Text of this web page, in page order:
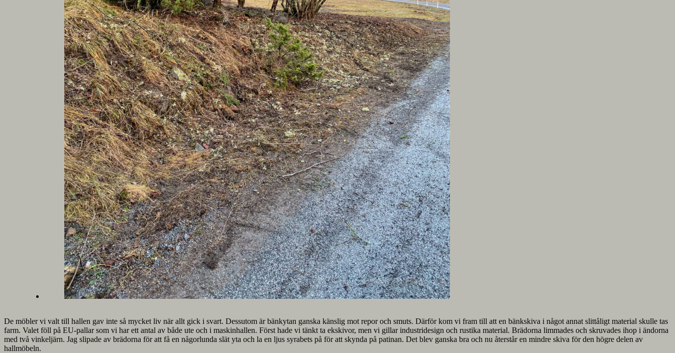
De möbler vi valt till hallen gav inte så mycket liv när allt gick i svart. Dessutom är bänkytan ganska känslig mot repor och smuts. Därför kom vi fram till att en bänkskiva i något annat slittåligt material skulle tas
farm. Valet föll på EU-pallar som vi har ett antal av både ute och i maskinhallen. Först hade vi tänkt ta ekskivor, men vi gillar industridesign och rustika material. Brädorna limmades och skruvades ihop i ändorna
med två vinkeljärn. Jag slipade av brädorna för att få en någorlunda slät yta och la en ljus syrabets på för att skynda på patinan. Det blev ganska bra och nu återstår en mindre skiva för den högre delen av
hallmöbeln.